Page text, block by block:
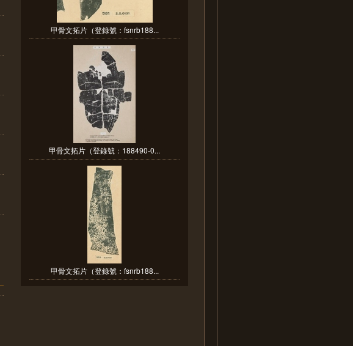
甲骨文拓片（登錄號：fsnrb188...
甲骨文拓片（登錄號：188490-0...
甲骨文拓片（登錄號：fsnrb188...